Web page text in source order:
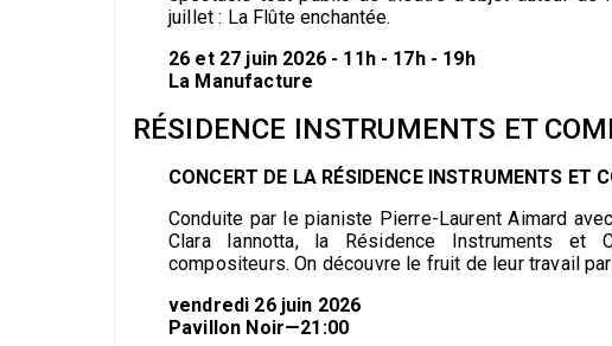
juillet : La Flûte enchantée.
26 et 27 juin 2026 - 11h - 17h - 19h
La Manufacture
RÉSIDENCE INSTRUMENTS ET
CONCERT DE LA RÉSIDENCE INSTRUMENTS ET
Conduite par le pianiste Pierre-Laurent Aimard
Clara Iannotta, la Résidence Instruments et
compositeurs. On découvre le fruit de leur travail
vendredi 26 juin 2026
Pavillon Noir—21:00